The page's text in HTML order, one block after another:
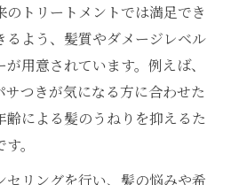
トリートメントでは満足でき
るよう、髪質やダメージレベル
用意されています。例えば、
サつきが気になる方に合わせた
による髪のうねりを抑えるた
。
リングを行い、髪の悩みや希